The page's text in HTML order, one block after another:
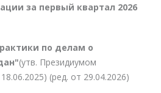
за первый квартал 2026
по делам о
(утв. Президиумом
(ред. от 29.04.2026)